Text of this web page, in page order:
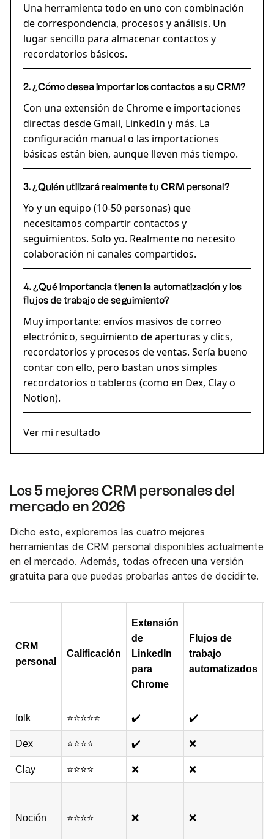
Una herramienta todo en uno con combinación
de correspondencia, procesos y análisis. Un
lugar sencillo para almacenar contactos y
recordatorios básicos.
2. ¿Cómo desea importar los contactos a su CRM?
Con una extensión de Chrome e importaciones
directas desde Gmail, LinkedIn y más. La
configuración manual o las importaciones
básicas están bien, aunque lleven más tiempo.
3. ¿Quién utilizará realmente tu CRM personal?
Yo y un equipo (10-50 personas) que
necesitamos compartir contactos y
seguimientos. Solo yo. Realmente no necesito
colaboración ni canales compartidos.
4. ¿Qué importancia tienen la automatización y los
flujos de trabajo de seguimiento?
Muy importante: envíos masivos de correo
electrónico, seguimiento de aperturas y clics,
recordatorios y procesos de ventas. Sería bueno
contar con ello, pero bastan unos simples
recordatorios o tableros (como en Dex, Clay o
Notion).
Ver mi resultado
Los 5 mejores CRM personales del
mercado en 2026
Dicho esto, exploremos las cuatro mejores
herramientas de CRM personal disponibles actualmente
en el mercado. Además, todas ofrecen una versión
gratuita para que puedas probarlas antes de decidirte.
CRM
personal
Calificación
Extensión
de
LinkedIn
para
Chrome
Flujos de
trabajo
automatizados
folk ⭐⭐⭐⭐⭐ ✔️ ✔️
Dex ⭐⭐⭐⭐ ✔️ ❌
Clay ⭐⭐⭐⭐ ❌ ❌
Noción ⭐⭐⭐⭐ ❌ ❌